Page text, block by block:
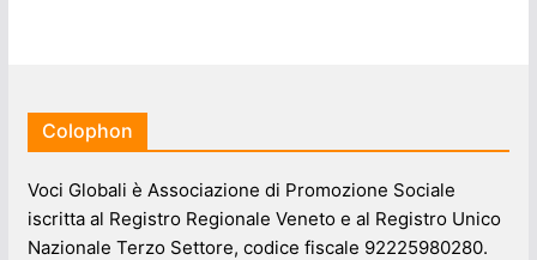
Colophon
Voci Globali è Associazione di Promozione Sociale
iscritta al Registro Regionale Veneto e al Registro Unico
Nazionale Terzo Settore, codice fiscale 92225980280.